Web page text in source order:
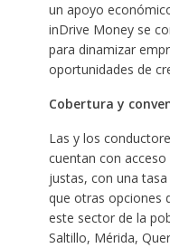
un apoyo
inDrive Money se
para dinamizar
oportunidades de
Cobertura y
Las y los
cuentan con
justas, con una
que otras opciones
este sector de la
Saltillo, Mérida,